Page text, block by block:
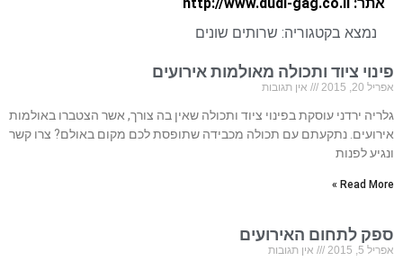
אתר: http://www.dudi-gag.co.il
נמצא בקטגוריה: שרותים שונים
פינוי ציוד ותכולה מאולמות אירועים
אפריל 20, 2015 אין תגובות
גלריה ירדני עוסקת בפינוי ציוד ותכולה שאין בה צורך, אשר הצטברו באולמות
אירועים. נתקעתם עם תכולה מכבידה שתופסת לכם מקום באולם? צרו קשר
ונגיע לפנות
Read More »
ספק לתחום האירועים
אפריל 5, 2015 אין תגובות